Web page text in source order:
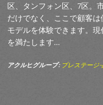
区、タンフォン区、7区。
だけでなく、ここで顧客
モデルを体験できます。
を満たします…
アクルヒグループ:プレステージ-